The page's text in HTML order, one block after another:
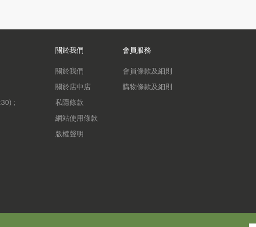
;
關於我們
關於我們
關於店中店
私隱條款
網站使用條款
版權聲明
會員服務
會員條款及細則
購物條款及細則